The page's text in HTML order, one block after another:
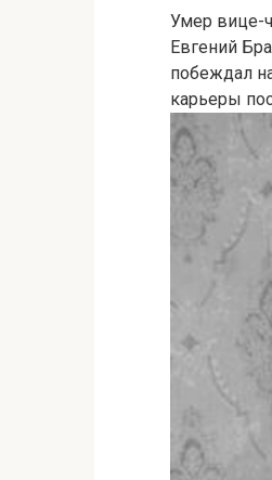
Умер вице-
Евгений
побеждал
карьеры